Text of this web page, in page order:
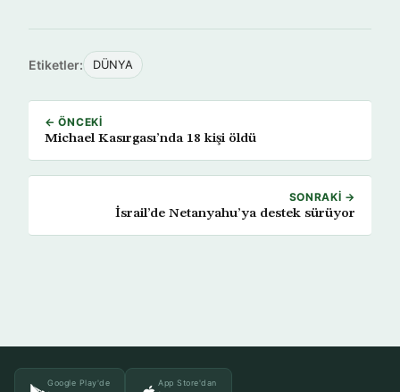
Etiketler: DÜNYA
← ÖNCEKI
Michael Kasırgası’nda 18 kişi öldü
SONRAKI →
İsrail’de Netanyahu’ya destek sürüyor
Google Play'de App Store'dan